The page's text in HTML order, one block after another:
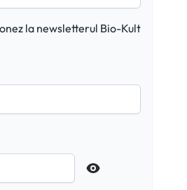
la newsletterul Bio-Kult